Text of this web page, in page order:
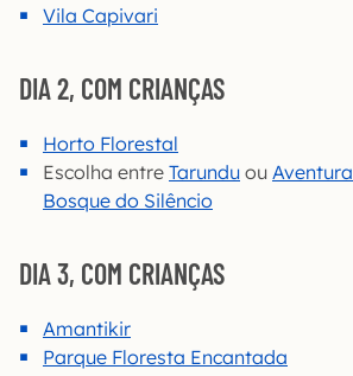
Vila Capivari
DIA 2, COM CRIANÇAS
Horto Florestal
Escolha entre Tarundu ou
Bosque do Silêncio
DIA 3, COM CRIANÇAS
Amantikir
Parque Floresta Encantada